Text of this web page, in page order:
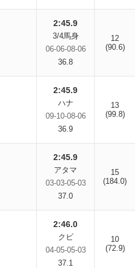
2:45.9
3/4馬身
06-06-08-06
36.8
12
(90.6)
2:45.9
ハナ
09-10-08-06
36.9
13
(99.8)
2:45.9
アタマ
03-03-05-03
37.0
15
(184.0)
2:46.0
クビ
04-05-05-03
37.1
10
(72.9)